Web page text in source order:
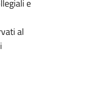
e
al